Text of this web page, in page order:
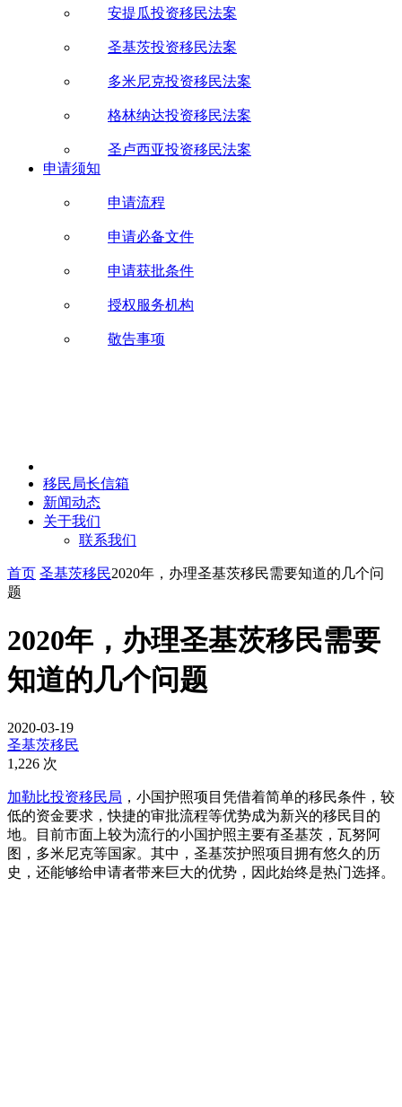
安提瓜投资移民法案
圣基茨投资移民法案
多米尼克投资移民法案
格林纳达投资移民法案
圣卢西亚投资移民法案
申请须知
申请流程
申请必备文件
申请获批条件
授权服务机构
敬告事项
移民局长信箱
新闻动态
关于我们
联系我们
首页 圣基茨移民2020年，办理圣基茨移民需要知道的几个问
题
2020年，办理圣基茨移民需要
知道的几个问题
2020-03-19
圣基茨移民
1,226 次
加勒比投资移民局 ，小国护照项目凭借着简单的移民条件，较
低的资金要求，快捷的审批流程等优势成为新兴的移民目的
地。目前市面上较为流行的小国护照主要有圣基茨，瓦努阿
图，多米尼克等国家。其中，圣基茨护照项目拥有悠久的历
史，还能够给申请者带来巨大的优势，因此始终是热门选择。